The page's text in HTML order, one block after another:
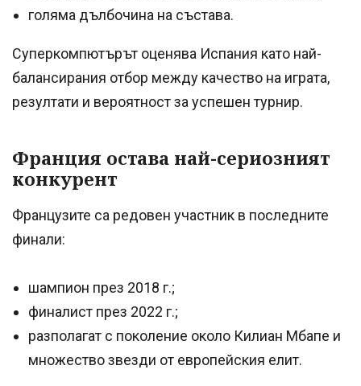
голяма дълбочина на състава.
Суперкомпютърът оценява Испания като най-
балансирания отбор между качество на играта,
резултати и вероятност за успешен турнир.
Франция остава най-сериозният
конкурент
Французите са редовен участник в последните
финали:
шампион през 2018 г.;
финалист през 2022 г.;
разполагат с поколение около Килиан Мбапе и
множество звезди от европейския елит.